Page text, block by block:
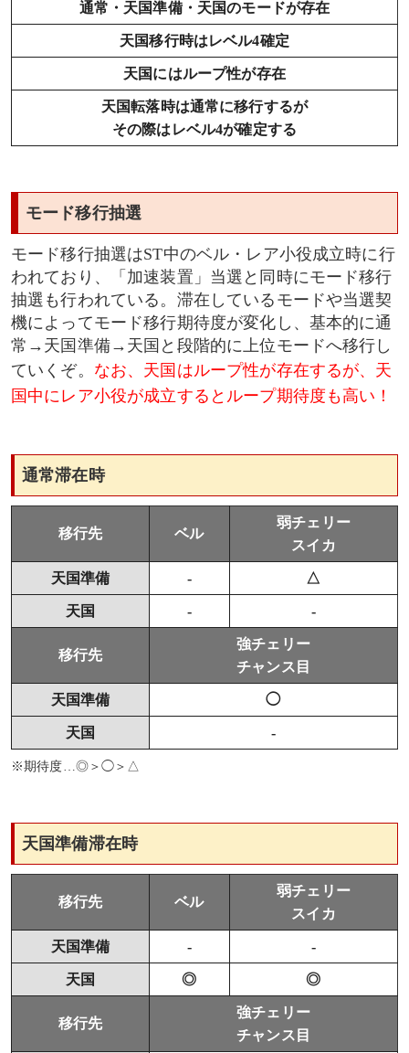
通常・天国準備・天国のモードが存在
天国移行時はレベル4確定
天国にはループ性が存在
天国転落時は通常に移行するが
その際はレベル4が確定する
モード移行抽選
モード移行抽選はST中のベル・レア小役成立時に行
われており、「加速装置」当選と同時にモード移行
抽選も行われている。滞在しているモードや当選契
機によってモード移行期待度が変化し、基本的に通
常→天国準備→天国と段階的に上位モードへ移行し
ていくぞ。 なお、天国はループ性が存在するが、天
国中にレア小役が成立するとループ期待度も高い！
通常滞在時
移行先 ベル
弱チェリー
スイカ
天国準備 - △
天国 - -
移行先
強チェリー
チャンス目
天国準備 ◯
天国 -
※期待度…◎＞◯＞△
天国準備滞在時
移行先 ベル
弱チェリー
スイカ
天国準備 - -
天国 ◎ ◎
移行先
強チェリー
チャンス目